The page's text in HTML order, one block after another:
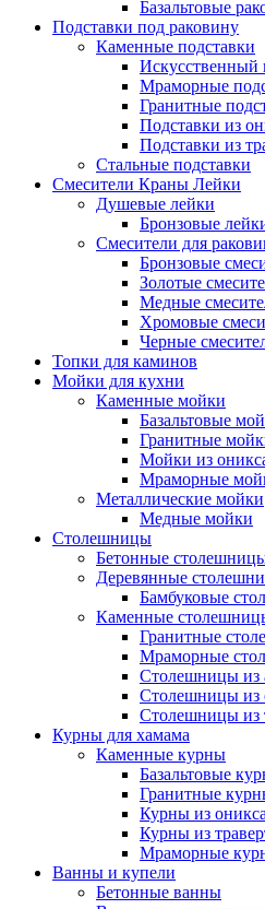
Базальтовые
Подставки под раковину
Каменные подставки
Искусственный
Мраморные
Гранитные
Подставки из
Подставки из
Стальные подставки
Смесители Краны Лейки
Душевые лейки
Бронзовые
Смесители для
Бронзовые
Золотые
Медные
Хромовые
Черные
Топки для каминов
Мойки для кухни
Каменные мойки
Базальтовые
Гранитные
Мойки из
Мраморные
Металлические мойки
Медные мойки
Столешницы
Бетонные
Деревянные
Бамбуковые
Каменные
Гранитные
Мраморные
Столешницы из
Столешницы из
Столешницы из
Курны для хамама
Каменные курны
Базальтовые
Гранитные
Курны из оникса
Курны из
Мраморные
Ванны и купели
Бетонные ванны